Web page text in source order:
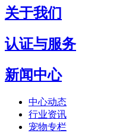
关于我们
认证与服务
新闻中心
中心动态
行业资讯
宠物专栏